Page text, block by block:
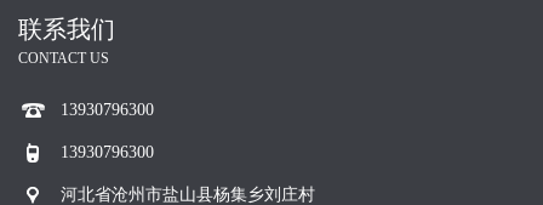
联系我们
CONTACT US
13930796300
13930796300
河北省沧州市盐山县杨集乡刘庄村